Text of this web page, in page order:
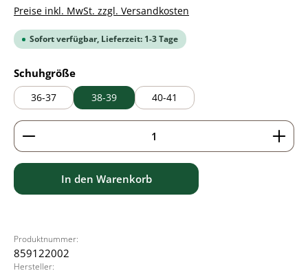
Preise inkl. MwSt. zzgl. Versandkosten
Sofort verfügbar, Lieferzeit: 1-3 Tage
Schuhgrößeauswählen
36-37 38-39 40-41
Produkt Anzahl: Gib den gewünschten Wert ein
In den Warenkorb
Produktnummer:
859122002
Hersteller: